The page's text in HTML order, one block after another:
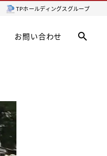
TPホールディングスグループ
お問い合わせ